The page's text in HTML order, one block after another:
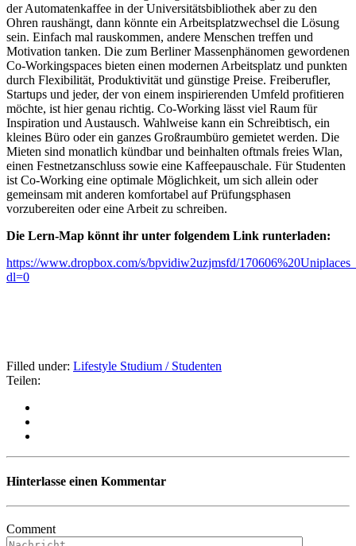
der Automatenkaffee in der Universitätsbibliothek aber zu den
Ohren raushängt, dann könnte ein Arbeitsplatzwechsel die Lösung
sein. Einfach mal rauskommen, andere Menschen treffen und
Motivation tanken. Die zum Berliner Massenphänomen gewordenen
Co-Workingspaces bieten einen modernen Arbeitsplatz und punkten
durch Flexibilität, Produktivität und günstige Preise. Freiberufler,
Startups und jeder, der von einem inspirierenden Umfeld profitieren
möchte, ist hier genau richtig. Co-Working lässt viel Raum für
Inspiration und Austausch. Wahlweise kann ein Schreibtisch, ein
kleines Büro oder ein ganzes Großraumbüro gemietet werden. Die
Mieten sind monatlich kündbar und beinhalten oftmals freies Wlan,
einen Festnetzanschluss sowie eine Kaffeepauschale. Für Studenten
ist Co-Working eine optimale Möglichkeit, um sich allein oder
gemeinsam mit anderen komfortabel auf Prüfungsphasen
vorzubereiten oder eine Arbeit zu schreiben.
Die Lern-Map könnt ihr unter folgendem Link runterladen:
https://www.dropbox.com/s/bpvidiw2uzjmsfd/
dl=0
Filled under: Lifestyle Studium / Studenten
Teilen:
Hinterlasse einen Kommentar
Comment